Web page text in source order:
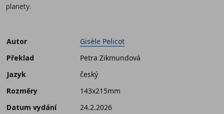
planety.
Autor
Gisèle Pelicot
Překlad
Petra Zikmundová
Jazyk
český
Rozměry
143x215mm
Datum vydání
24.2.2026